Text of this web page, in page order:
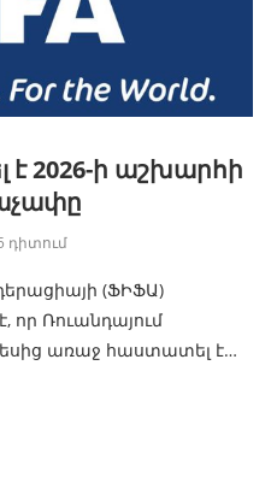
2026-ի աշխարհի
դիտում
(ՖԻՖԱ)
որ Ռուանդայում
առաջ հաստատել է…